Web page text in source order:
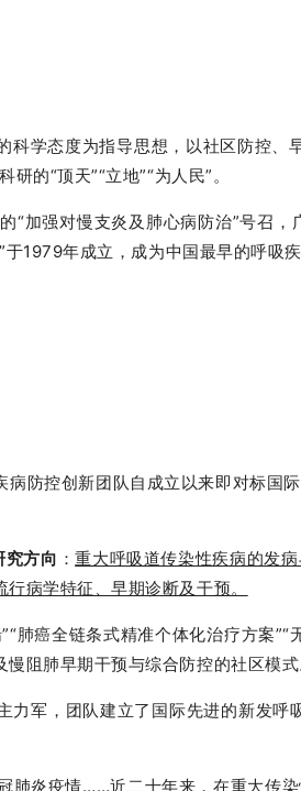
学态度为指导思想，以社区防控
的“顶天”“立地”“为人民”。
“加强对慢支炎及肺心病防治”号召
1979年成立，成为中国最早的呼吸疾
防控创新团队自成立以来即对标
方向 ：重大呼吸道传染性疾病的发
病学特征、早期诊断及干预。
肺癌全链条式精准个体化治疗方案
阻肺早期干预与综合防控的社区模式
力军，团队建立了国际先进的新发
肺炎疫情……近二十年来，在重大传